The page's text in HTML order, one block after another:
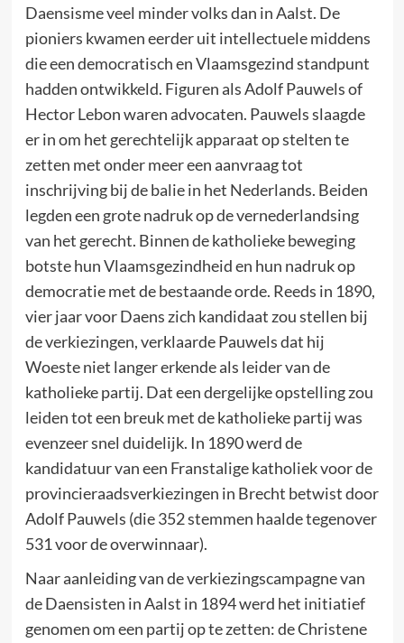
Daensisme veel minder volks dan in Aalst. De
pioniers kwamen eerder uit intellectuele middens
die een democratisch en Vlaamsgezind standpunt
hadden ontwikkeld. Figuren als Adolf Pauwels of
Hector Lebon waren advocaten. Pauwels slaagde
er in om het gerechtelijk apparaat op stelten te
zetten met onder meer een aanvraag tot
inschrijving bij de balie in het Nederlands. Beiden
legden een grote nadruk op de vernederlandsing
van het gerecht. Binnen de katholieke beweging
botste hun Vlaamsgezindheid en hun nadruk op
democratie met de bestaande orde. Reeds in 1890,
vier jaar voor Daens zich kandidaat zou stellen bij
de verkiezingen, verklaarde Pauwels dat hij
Woeste niet langer erkende als leider van de
katholieke partij. Dat een dergelijke opstelling zou
leiden tot een breuk met de katholieke partij was
evenzeer snel duidelijk. In 1890 werd de
kandidatuur van een Franstalige katholiek voor de
provincieraadsverkiezingen in Brecht betwist door
Adolf Pauwels (die 352 stemmen haalde tegenover
531 voor de overwinnaar).
Naar aanleiding van de verkiezingscampagne van
de Daensisten in Aalst in 1894 werd het initiatief
genomen om een partij op te zetten: de Christene